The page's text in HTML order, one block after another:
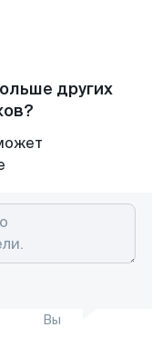
других
Вы